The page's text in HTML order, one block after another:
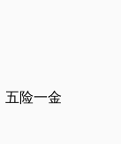
五险一金